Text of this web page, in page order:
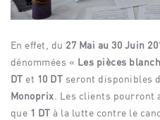
En effet, du 27 Mai au 30 Juin
dénommées « Les pièces
DT et 10 DT seront disponibles
Monoprix . Les clients
que 1 DT à la lutte contre le